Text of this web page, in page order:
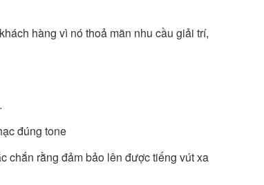
hàng vì nó thoả mãn nhu cầu giải trí,
đúng tone
chắn rằng đảm bảo lên được tiếng vút xa